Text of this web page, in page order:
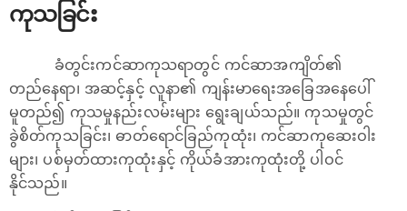
ကုသခြင်း
ခံတွင်းကင်ဆာကုသရာတွင် ကင်ဆာအကျိတ်၏
တည်နေရာ၊ အဆင့်နှင့် လူနာ၏ ကျန်းမာရေးအခြေအနေပေါ်
မူတည်၍ ကုသမှုနည်းလမ်းများ ရွေးချယ်သည်။ ကုသမှုတွင်
ခွဲစိတ်ကုသခြင်း၊ ဓာတ်ရောင်ခြည်ကုထုံး၊ ကင်ဆာကုဆေးဝါး
များ၊ ပစ်မှတ်ထားကုထုံးနှင့် ကိုယ်ခံအားကုထုံးတို့ ပါဝင်
နိုင်သည်။